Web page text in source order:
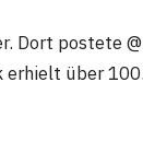
Dort postete
erhielt über